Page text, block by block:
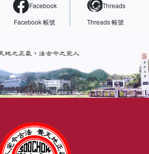
Facebook
Facebook 帳號
Threads
Threads 帳號